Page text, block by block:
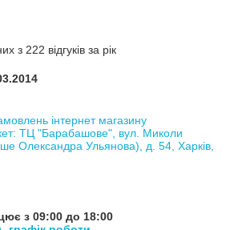
з 222 відгуків за рік
інтернет магазину
ТЦ "Барабашове", вул. Миколи
Олександра Ульянова), д. 54, Харків,
з 09:00 до 18:00